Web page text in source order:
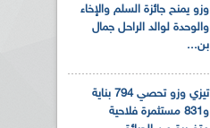
وزو يمنح جائزة السلم والإخاء
والوحدة لوالد الراحل جمال
بن...
تيزي وزو تحصي 794 بناية
و831 مستثمرة فلاحية